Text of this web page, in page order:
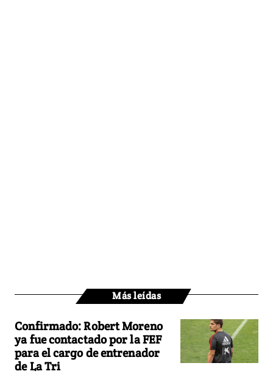
Más leídas
Confirmado: Robert Moreno
ya fue contactado por la FEF
para el cargo de entrenador
de La Tri